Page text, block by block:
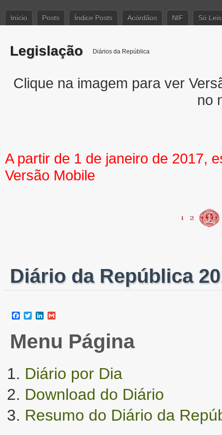
Início Posts Índice Posts Acórdãos NIF Só Leis
Legislação Diários da República
Clique na imagem para ver
no
A partir de 1 de janeiro de 2017,
Versão Mobile
Diário da República
Facebook
TwitterLinkedIn
Menu Página
Diário por Dia
Download do Diário
Resumo do Diário da